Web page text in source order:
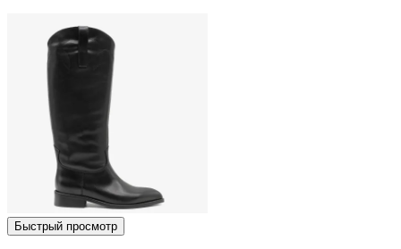
Быстрый просмотр